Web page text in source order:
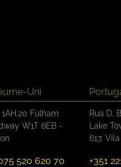
r
*
Uni
Fulham
W1T 6EB -
520 620 70
Rua D.
Lake
617,
+351